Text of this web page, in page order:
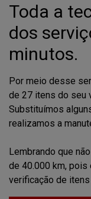
Toda a
dos
minutos.
Por meio desse
de 27 itens do seu
Substituímos
realizamos a
Lembrando que
de 40.000 km,
verificação de itens